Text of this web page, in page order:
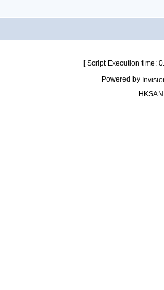
[ Script Execution time:
Powered by